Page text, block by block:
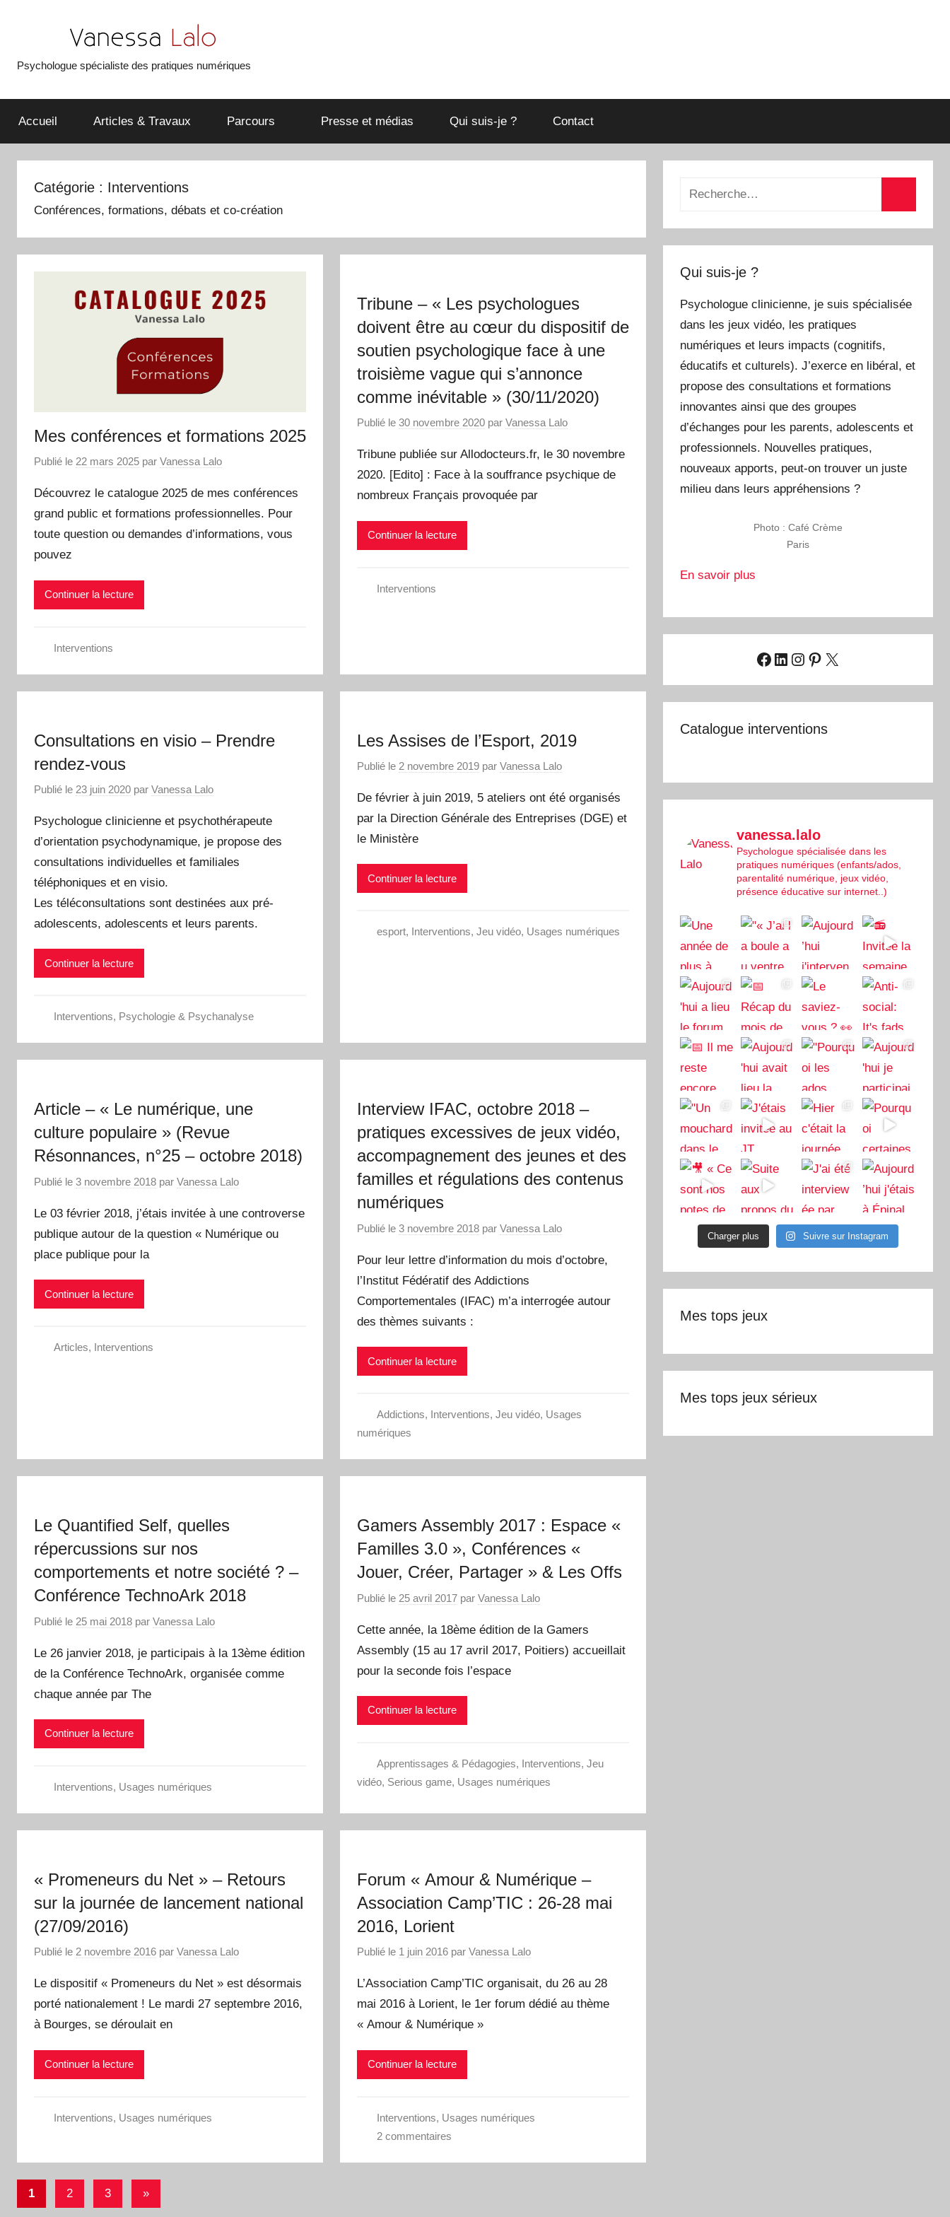
Vanessa
Lalo
Psychologue spécialiste des pratiques numériques
Accueil Articles & Travaux Parcours Presse et médias Qui suis-je ? Contact
Catégorie : Interventions
Conférences, formations, débats et co-création
Mes conférences et formations 2025
Publié le 22 mars 2025 par Vanessa Lalo
Découvrez le catalogue 2025 de mes conférences
grand public et formations professionnelles. Pour
toute question ou demandes d’informations, vous
pouvez
Continuer la lecture
Interventions
Tribune – « Les psychologues
doivent être au cœur du dispositif de
soutien psychologique face à une
troisième vague qui s’annonce
comme inévitable » (30/11/2020)
Publié le30 novembre 2020 parVanessa Lalo
Tribune publiée sur Allodocteurs.fr, le 30 novembre
2020. [Edito] : Face à la souffrance psychique de
nombreux Français provoquée par
Continuer la lecture
Interventions
Consultations en visio – Prendre
rendez-vous
Publié le 23 juin 2020 par Vanessa Lalo
Psychologue clinicienne et psychothérapeute
d’orientation psychodynamique, je propose des
consultations individuelles et familiales
téléphoniques et en visio.
Les téléconsultations sont destinées aux pré-
adolescents, adolescents et leurs parents.
Continuer la lecture
Interventions, Psychologie & Psychanalyse
Les Assises de l’Esport, 2019
Publié le 2 novembre 2019 parVanessa Lalo
De février à juin 2019, 5 ateliers ont été organisés
par la Direction Générale des Entreprises (DGE) et
le Ministère
Continuer la lecture
esport, Interventions, Jeu vidéo, Usages numériques
Article – « Le numérique, une
culture populaire » (Revue
Résonnances, n°25 – octobre 2018)
Publié le 3 novembre 2018 par Vanessa Lalo
Le 03 février 2018, j’étais invitée à une controverse
publique autour de la question « Numérique ou
place publique pour la
Continuer la lecture
Articles, Interventions
Interview IFAC, octobre 2018 –
pratiques excessives de jeux vidéo,
accompagnement des jeunes et des
familles et régulations des contenus
numériques
Publié le3 novembre 2018 parVanessa Lalo
Pour leur lettre d’information du mois d’octobre,
l’Institut Fédératif des Addictions
Comportementales (IFAC) m’a interrogée autour
des thèmes suivants :
Continuer la lecture
Addictions, Interventions, Jeu vidéo, Usages
numériques
Le Quantified Self, quelles
répercussions sur nos
comportements et notre société ? –
Conférence TechnoArk 2018
Publié le 25 mai 2018 par Vanessa Lalo
Le 26 janvier 2018, je participais à la 13ème édition
de la Conférence TechnoArk, organisée comme
chaque année par The
Continuer la lecture
Interventions, Usages numériques
Gamers Assembly 2017 : Espace «
Familles 3.0 », Conférences «
Jouer, Créer, Partager » & Les Offs
Publié le 25 avril 2017 parVanessa Lalo
Cette année, la 18ème édition de la Gamers
Assembly (15 au 17 avril 2017, Poitiers) accueillait
pour la seconde fois l’espace
Continuer la lecture
Apprentissages & Pédagogies, Interventions, Jeu
vidéo, Serious game, Usages numériques
« Promeneurs du Net » – Retours
sur la journée de lancement national
(27/09/2016)
Publié le 2 novembre 2016 par Vanessa Lalo
Le dispositif « Promeneurs du Net » est désormais
porté nationalement ! Le mardi 27 septembre 2016,
à Bourges, se déroulait en
Continuer la lecture
Interventions, Usages numériques
Forum « Amour & Numérique –
Association Camp’TIC : 26-28 mai
2016, Lorient
Publié le 1 juin 2016 parVanessa Lalo
L’Association Camp’TIC organisait, du 26 au 28
mai 2016 à Lorient, le 1er forum dédié au thème
« Amour & Numérique »
Continuer la lecture
Interventions, Usages numériques
2 commentaires
Pagination
1 2 3
Articles
»
Recherche
:
Qui suis-je ?
Psychologue clinicienne, je suis spécialisée
dans les jeux vidéo, les pratiques
numériques et leurs impacts (cognitifs,
éducatifs et culturels). J’exerce en libéral, et
propose des consultations et formations
innovantes ainsi que des groupes
d’échanges pour les parents, adolescents et
professionnels. Nouvelles pratiques,
nouveaux apports, peut-on trouver un juste
milieu dans leurs appréhensions ?
Photo : Café Crème
Paris
En savoir plus
Facebook
LinkedIn
Instagram
Pinterest
X
Catalogue interventions
vanessa.lalo
Psychologue spécialisée dans les
pratiques numériques (enfants/ados,
parentalité numérique, jeux vidéo,
présence éducative sur internet..)
Charger plus Suivre sur Instagram
Mes tops jeux
Mes tops jeux sérieux